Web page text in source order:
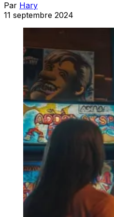
Par Hary
11 septembre 2024